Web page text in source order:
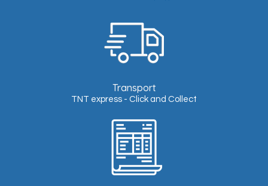
Transport
TNT express - Click and Collect